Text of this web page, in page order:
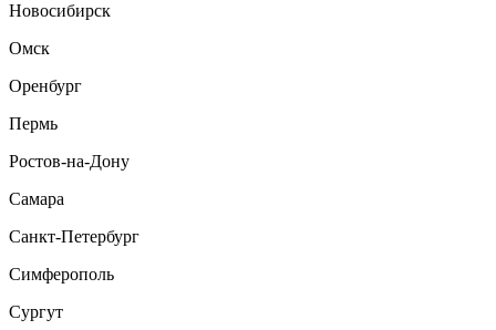
Новосибирск
Омск
Оренбург
Пермь
Ростов-на-Дону
Самара
Санкт-Петербург
Симферополь
Сургут